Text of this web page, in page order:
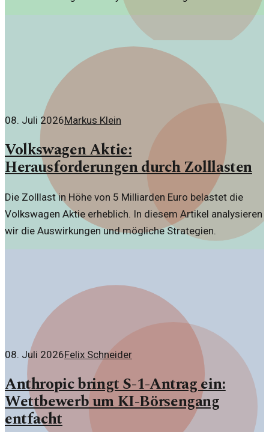
zeigt sich auf einem Mehrmonatshoch und signalisiert
08. Juli 2026Markus Klein
Volkswagen Aktie:
Herausforderungen durch Zolllasten
Die Zolllast in Höhe von 5 Milliarden Euro belastet die
Volkswagen Aktie erheblich. In diesem Artikel analysieren
wir die Auswirkungen und mögliche Strategien.
08. Juli 2026Felix Schneider
Anthropic bringt S-1-Antrag ein:
Wettbewerb um KI-Börsengang
entfacht